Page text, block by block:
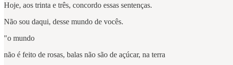
Hoje, aos trinta e três, concordo essas sentenças.
Não sou daqui, desse mundo de vocês.
"o mundo
não é feito de rosas, balas não são de açúcar, na terra